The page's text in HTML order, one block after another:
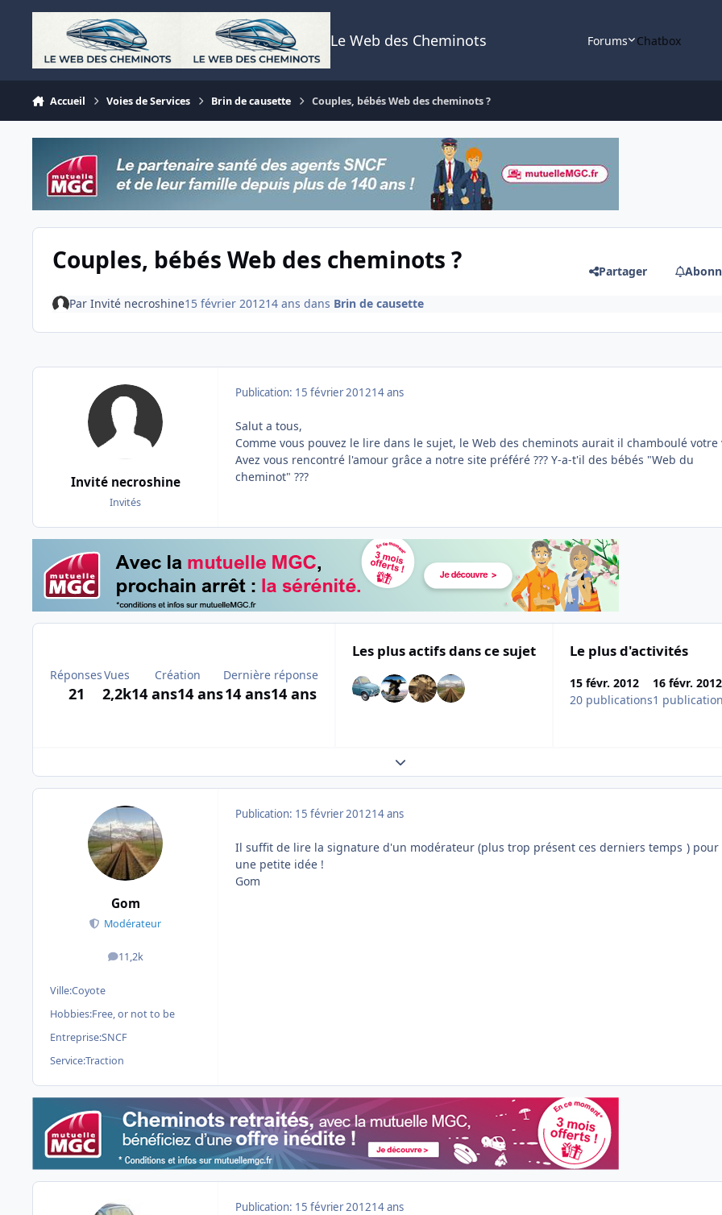
Aller au contenu
Le Web des Cheminots Forums Chatbox
Accueil Voies de Services Brin de causette Couples, bébés Web des cheminots ?
Couples, bébés Web des cheminots ? Partager
Par Invité necroshine15 février 201214 ans dans Brin de causette
Invité necroshine
Invités
Publication: 15 février 201214 ans
Salut a tous,
Comme vous pouvez le lire dans le sujet, le Web des cheminots aurait il chamboulé votre
Avez vous rencontré l'amour grâce a notre site préféré ??? Y-a-t'il des bébés "Web du
cheminot" ???
Réponses
21
Vues
2,2k
Création
14 ans14 ans
Dernière réponse
14 ans14 ans
Les plus actifs dans ce sujet Le plus d'activités
15 févr. 2012
20 publications
16 févr. 2012
1
Expand topic overview
Gom
Modérateur
11,2k
messages
Ville:Coyote
Hobbies:Free, or not to be
Entreprise:SNCF
Service:Traction
Publication: 15 février 201214 ans
Il suffit de lire la signature d'un modérateur (plus trop présent ces derniers temps ) pour
une petite idée !
Gom
Publication: 15 février 201214 ans